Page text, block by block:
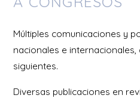
Múltiples comunicaciones y
nacionales e
siguientes.
Diversas publicaciones en